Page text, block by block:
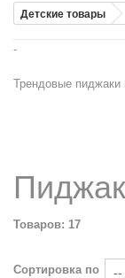
Детские товары
-
Трендовые
Товаров: 17
Сортировка по